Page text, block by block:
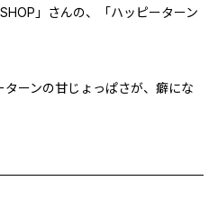
」さんの、「ハッピーターン
ーンの甘じょっぱさが、癖にな